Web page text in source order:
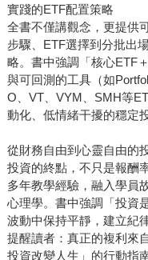
實踐的ETF配置策略
全書不僅講觀念，更提供
步驟、ETF選擇到分批出
略。書中強調「核心ETF
與可回測的工具（如
O、VT、VYM、SMH等
動化、低情緒干擾的穩定
從財務自由到心靈自由的
投資的終點，不只是報酬
多年教學經驗，融入學員
心理學。書中強調「投資
波動中保持平靜，建立紀
提醒讀者：真正的複利來
投資改變人生」的行動指南